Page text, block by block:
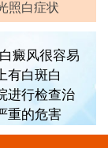
照白症状
白癜风很容易
有白斑白
进行检查治
重的危害